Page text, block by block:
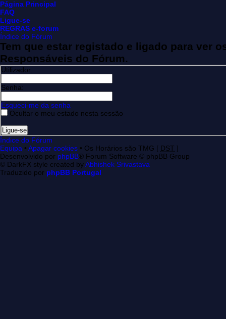
Página Principal
FAQ
Ligue-se
REGRAS e-forum
Índice do Fórum
Tem que estar registado e ligado para ver
Responsáveis do Fórum.
Utilizador:
Senha:
Esqueci-me da senha
Ocultar o meu estado nesta sessão
Índice do Fórum
Equipa • Apagar cookies • Os Horários são TMG [ DST ]
Desenvolvido por phpBB® Forum Software © phpBB Group
© DarkFX style created byAbhishek Srivastava
Traduzido por phpBB Portugal